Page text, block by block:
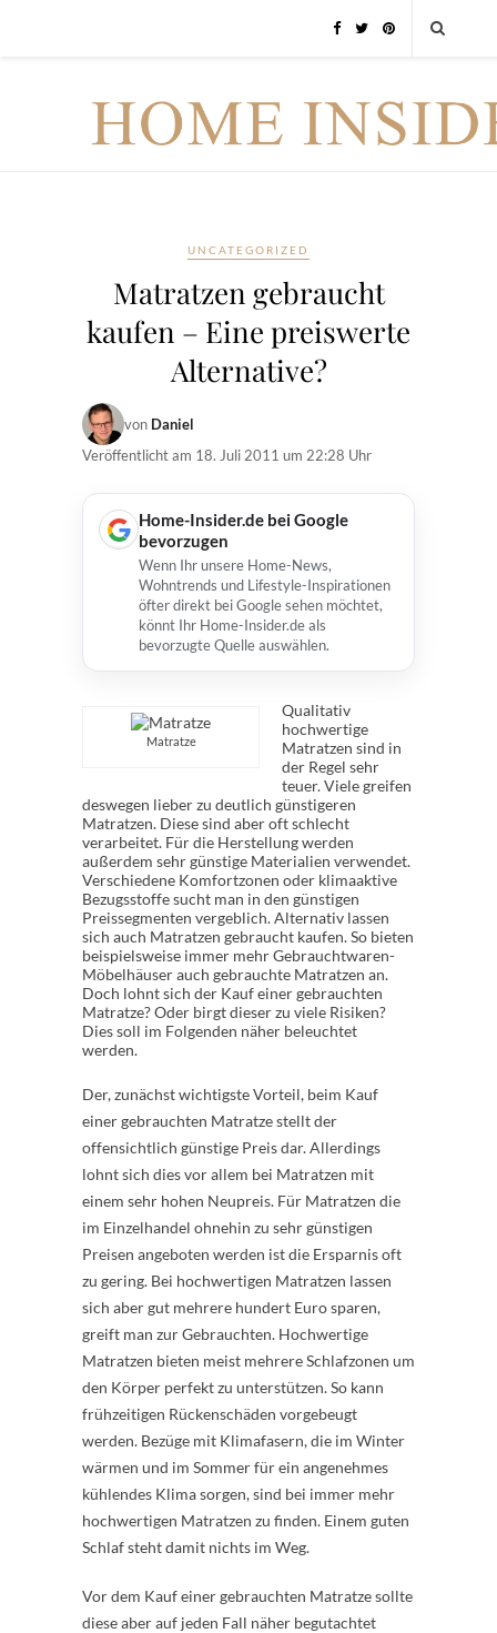
UNCATEGORIZED
Matratzen gebraucht
kaufen – Eine preiswerte
Alternative?
von Daniel
Veröffentlicht am 18. Juli 2011 um 22:28 Uhr
Home-Insider.de bei Google
bevorzugen
Wenn Ihr unsere Home-News,
Wohntrends und Lifestyle-Inspirationen
öfter direkt bei Google sehen möchtet,
könnt Ihr Home-Insider.de als
bevorzugte Quelle auswählen.
Matratze
Qualitativ
hochwertige
Matratzen sind in
der Regel sehr
teuer. Viele greifen
deswegen lieber zu deutlich günstigeren
Matratzen. Diese sind aber oft schlecht
verarbeitet. Für die Herstellung werden
außerdem sehr günstige Materialien verwendet.
Verschiedene Komfortzonen oder klimaaktive
Bezugsstoffe sucht man in den günstigen
Preissegmenten vergeblich. Alternativ lassen
sich auch Matratzen gebraucht kaufen. So bieten
beispielsweise immer mehr Gebrauchtwaren-
Möbelhäuser auch gebrauchte Matratzen an.
Doch lohnt sich der Kauf einer gebrauchten
Matratze? Oder birgt dieser zu viele Risiken?
Dies soll im Folgenden näher beleuchtet
werden.
Der, zunächst wichtigste Vorteil, beim Kauf
einer gebrauchten Matratze stellt der
offensichtlich günstige Preis dar. Allerdings
lohnt sich dies vor allem bei Matratzen mit
einem sehr hohen Neupreis. Für Matratzen die
im Einzelhandel ohnehin zu sehr günstigen
Preisen angeboten werden ist die Ersparnis oft
zu gering. Bei hochwertigen Matratzen lassen
sich aber gut mehrere hundert Euro sparen,
greift man zur Gebrauchten. Hochwertige
Matratzen bieten meist mehrere Schlafzonen um
den Körper perfekt zu unterstützen. So kann
frühzeitigen Rückenschäden vorgebeugt
werden. Bezüge mit Klimafasern, die im Winter
wärmen und im Sommer für ein angenehmes
kühlendes Klima sorgen, sind bei immer mehr
hochwertigen Matratzen zu finden. Einem guten
Schlaf steht damit nichts im Weg.
Vor dem Kauf einer gebrauchten Matratze sollte
diese aber auf jeden Fall näher begutachtet